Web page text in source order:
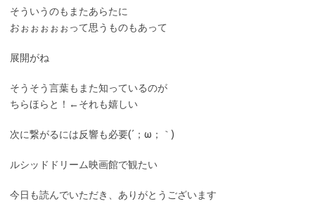
そういうのもまたあらたに
おぉぉぉぉぉって思うものもあって
展開がね
そうそう言葉もまた知っているのが
ちらほらと！←それも嬉しい
次に繋がるには反響も必要(´；ω；｀)
ルシッドドリーム映画館で観たい
今日も読んでいただき、ありがとうございます